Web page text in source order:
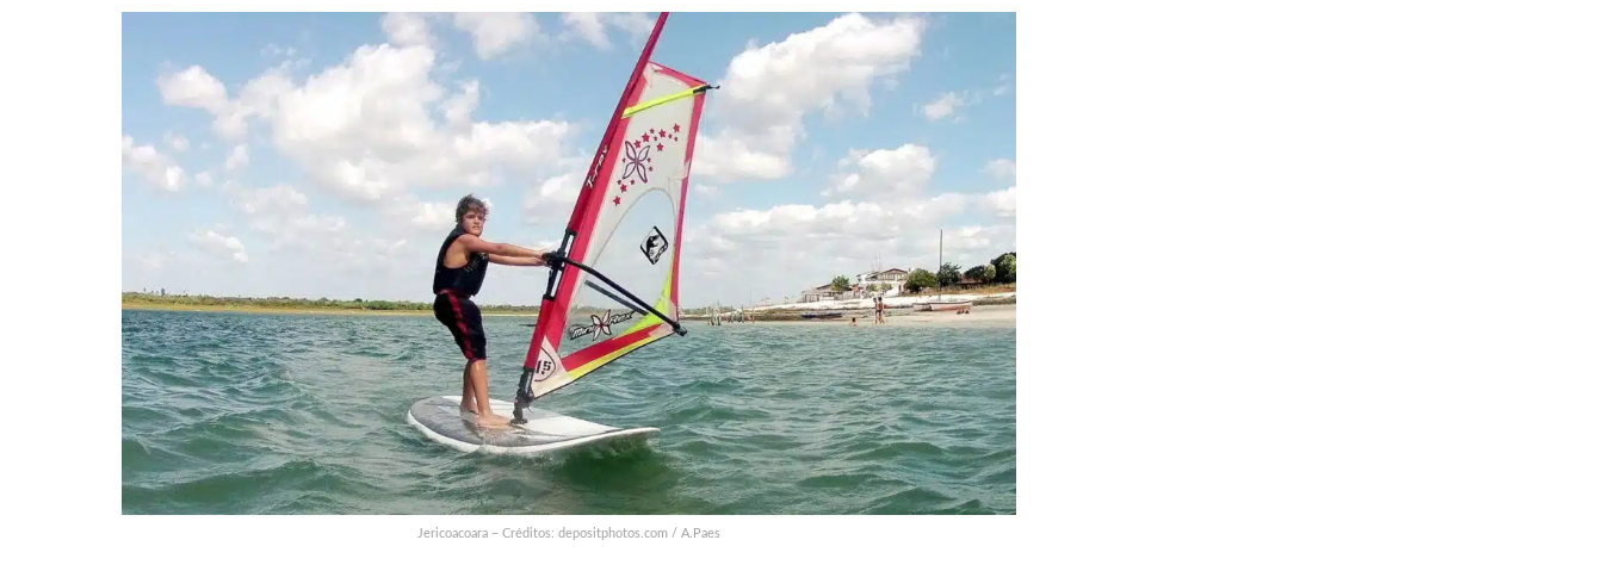
Jericoacoara – Créditos: depositphotos.com / A.Paes